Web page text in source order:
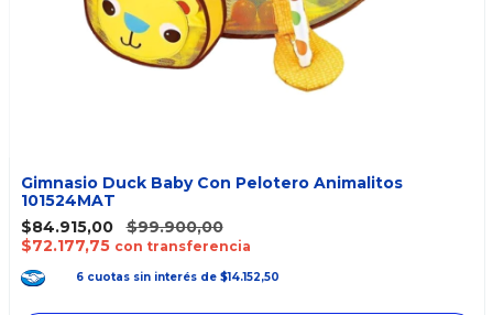
Gimnasio Duck Baby Con Pelotero Animalitos
101524MAT
$84.915,00
$99.900,00
$72.177,75 con transferencia
6 cuotas sin interés de $14.152,50